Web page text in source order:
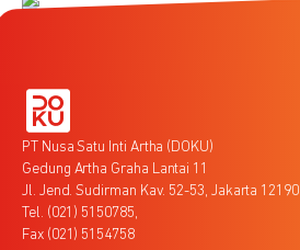
PT Nusa Satu Inti Artha (DOKU)
Gedung Artha Graha Lantai 11
Jl. Jend. Sudirman Kav. 52-53, Jakarta 12190
Tel. (021) 5150785,
Fax (021) 5154758